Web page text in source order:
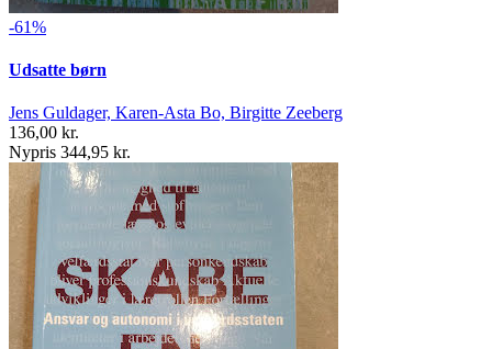
-61%
Udsatte børn
Jens Guldager, Karen-Asta Bo, Birgitte Zeeberg
136,00 kr.
Nypris 344,95 kr.